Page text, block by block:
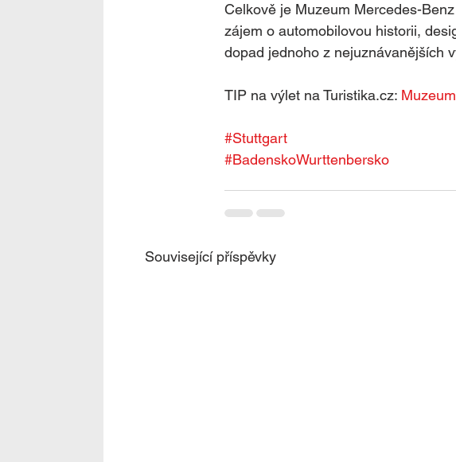
Celkově je Muzeum Mercedes-
zájem o automobilovou historii,
dopad jednoho z nejuznávanějších
TIP na výlet na Turistika.cz:
#Stuttgart
#BadenskoWurttenbersko
Související příspěvky